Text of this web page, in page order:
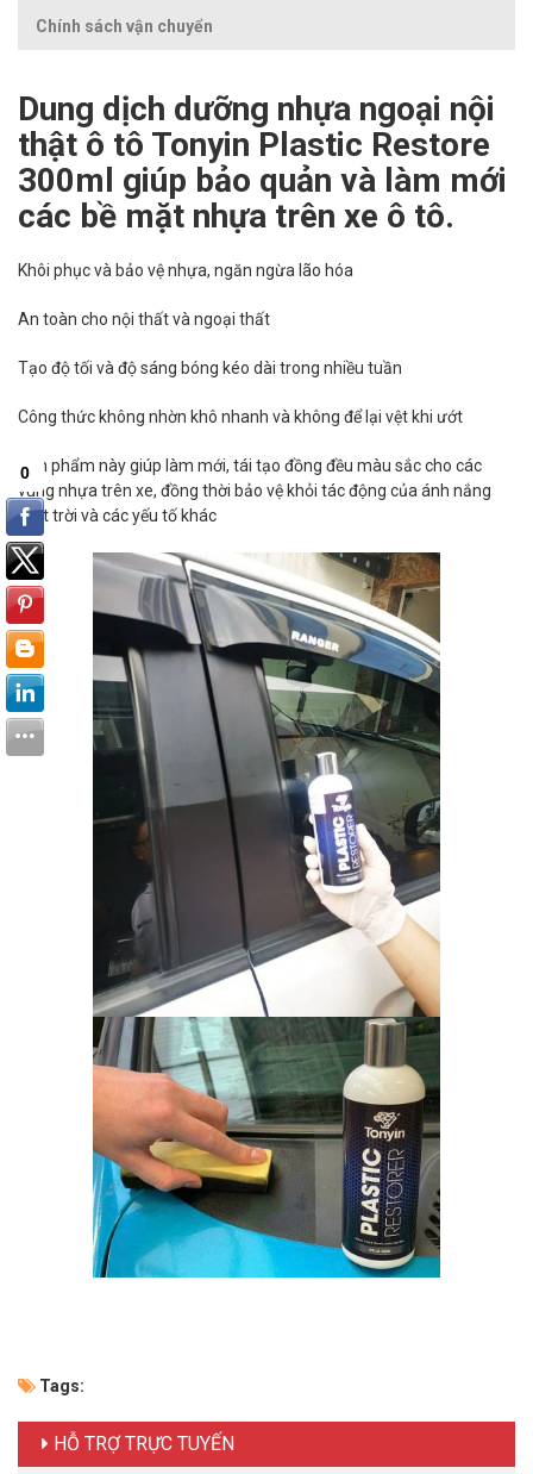
Chính sách vận chuyển
Dung dịch dưỡng nhựa ngoại nội
thật ô tô Tonyin Plastic Restore
300ml giúp bảo quản và làm mới
các bề mặt nhựa trên xe ô tô.
Khôi phục và bảo vệ nhựa, ngăn ngừa lão hóa
An toàn cho nội thất và ngoại thất
Tạo độ tối và độ sáng bóng kéo dài trong nhiều tuần
Công thức không nhờn khô nhanh và không để lại vệt khi ướt
Sản phẩm này giúp làm mới, tái tạo đồng đều màu sắc cho các
vùng nhựa trên xe, đồng thời bảo vệ khỏi tác động của ánh nắng
mặt trời và các yếu tố khác
Tags:
HỖ TRỢ TRỰC TUYẾN